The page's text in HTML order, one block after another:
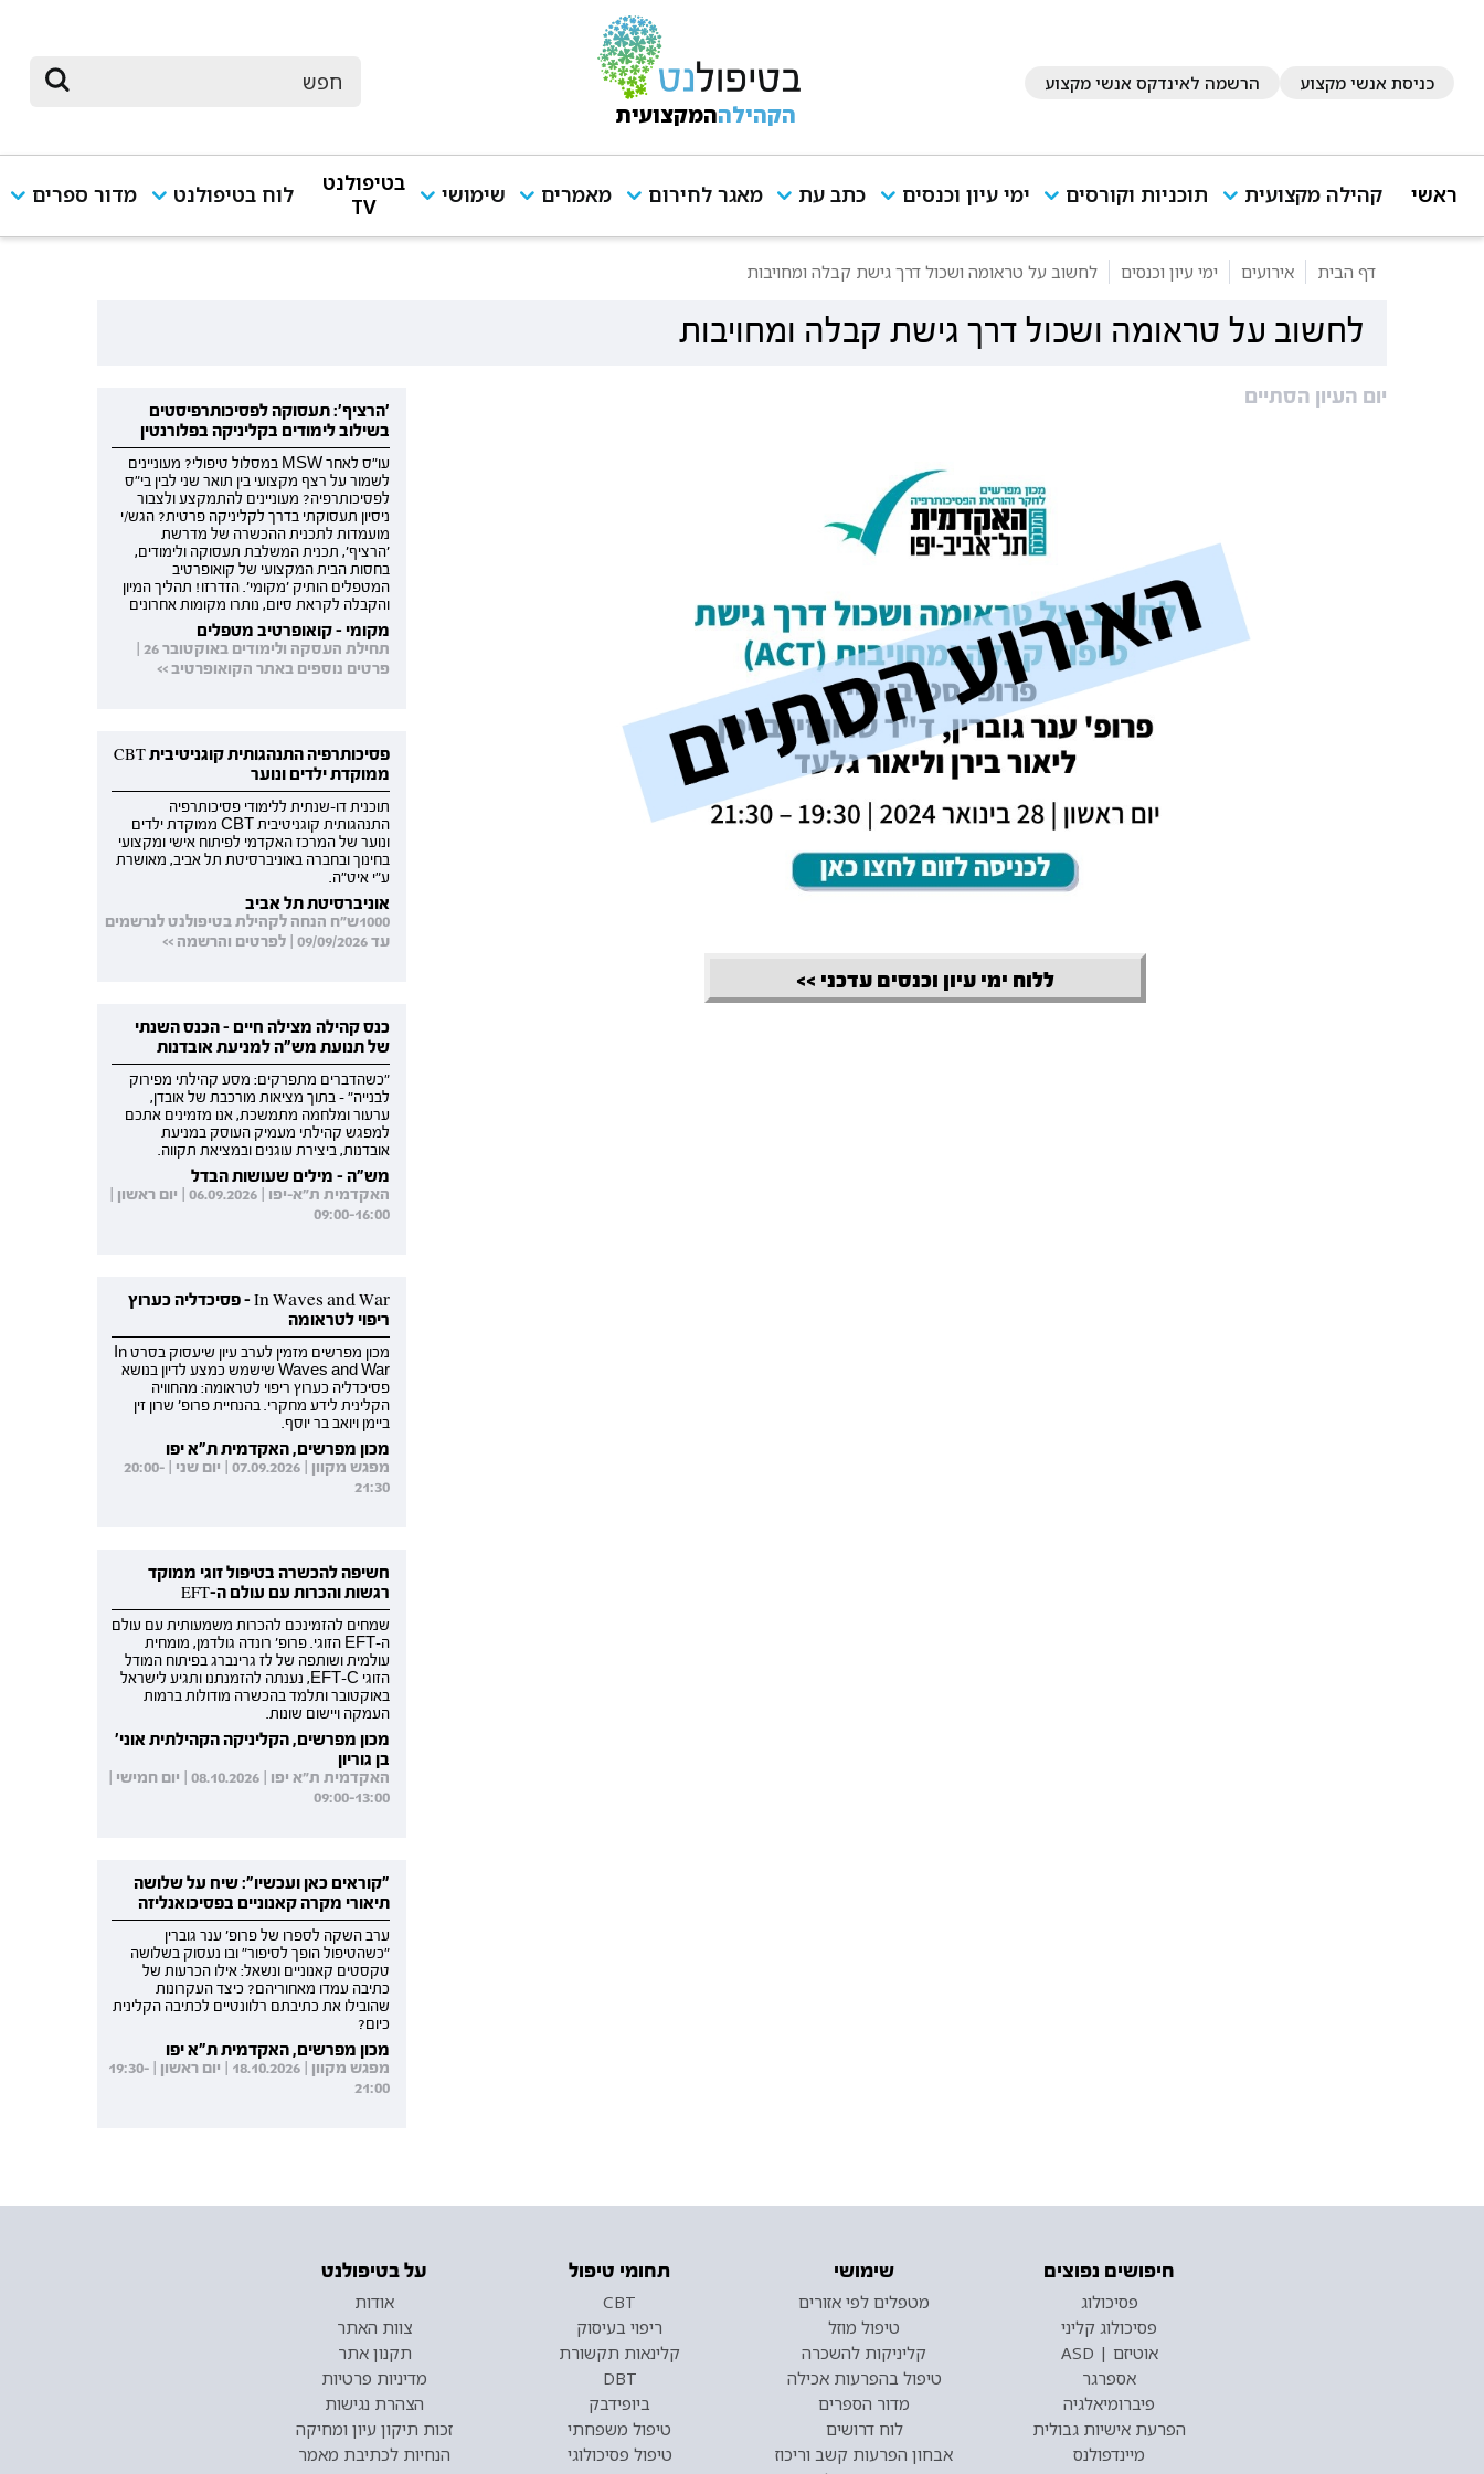
כניסת אנשי מקצוע הרשמה לאינדקס אנשי מקצוע
הקהילההמקצועית
ראשי קהילה מקצועית תוכניות וקורסים ימי עיון וכנסים כתב עת מאגר לחירום מאמרים שימושי
בטיפולנט
TV
לוח בטיפולנט מדור ספרים
דף הבית אירועים ימי עיון וכנסים לחשוב על טראומה ושכול דרך גישת קבלה ומחויבות
לחשוב על טראומה ושכול דרך גישת קבלה ומחויבות
יום העיון הסתיים
ללוח ימי עיון וכנסים עדכני >>
'הרציף': תעסוקה לפסיכותרפיסטים
בשילוב לימודים בקליניקה בפלורנטין
עו"ס לאחר MSW במסלול טיפולי? מעוניינים
לשמור על רצף מקצועי בין תואר שני לבין בי"ס
לפסיכותרפיה? מעוניינים להתמקצע ולצבור
ניסיון תעסוקתי בדרך לקליניקה פרטית? הגש/י
מועמדות לתכנית ההכשרה של מדרשת
'הרציף', תכנית המשלבת תעסוקה ולימודים,
בחסות הבית המקצועי של קואופרטיב
המטפלים הותיק 'מקומי'. הזדרזו! תהליך המיון
והקבלה לקראת סיום, נותרו מקומות אחרונים
מקומי - קואופרטיב מטפלים
תחילת העסקה ולימודים באוקטובר 26 |
פרטים נוספים באתר הקואופרטיב >>
פסיכותרפיה התנהגותית קוגניטיבית CBT
ממוקדת ילדים ונוער
תוכנית דו-שנתית ללימודי פסיכותרפיה
התנהגותית קוגניטיבית CBT ממוקדת ילדים
ונוער של המרכז האקדמי לפיתוח אישי ומקצועי
בחינוך ובחברה באוניברסיטת תל אביב, מאושרת
ע"י איט"ה.
אוניברסיטת תל אביב
1000ש"ח הנחה לקהילת בטיפולנט לנרשמים
עד 09/09/2026 | לפרטים והרשמה >>
כנס קהילה מצילה חיים - הכנס השנתי
של תנועת מש"ה למניעת אובדנות
"כשהדברים מתפרקים: מסע קהילתי מפירוק
לבנייה" - בתוך מציאות מורכבת של אובדן,
ערעור ומלחמה מתמשכת, אנו מזמינים אתכם
למפגש קהילתי מעמיק העוסק במניעת
אובדנות, ביצירת עוגנים ובמציאת תקווה.
מש"ה - מילים שעושות הבדל
האקדמית ת"א-יפו | 06.09.2026 | יום ראשון |
09:00-16:00
In Waves and War - פסיכדליה כערוץ
ריפוי לטראומה
מכון מפרשים מזמין לערב עיון שיעסוק בסרט In
Waves and War שישמש כמצע לדיון בנושא
פסיכדליה כערוץ ריפוי לטראומה: מהחוויה
הקלינית לידע מחקרי. בהנחיית פרופ' שרון זין
ביימן ויואב בר יוסף.
מכון מפרשים, האקדמית ת"א יפו
מפגש מקוון | 07.09.2026 | יום שני | 20:00-
21:30
חשיפה להכשרה בטיפול זוגי ממוקד
רגשות והכרות עם עולם ה-EFT
שמחים להזמינכם להכרות משמעותית עם עולם
ה-EFT הזוגי. פרופ' רונדה גולדמן, מומחית
עולמית ושותפה של לז גרינברג בפיתוח המודל
הזוגי EFT-C, נענתה להזמנתנו ותגיע לישראל
באוקטובר ותלמד בהכשרה מודולות ברמות
העמקה ויישום שונות.
מכון מפרשים, הקליניקה הקהילתית אוני'
בן גוריון
האקדמית ת"א יפו | 08.10.2026 | יום חמישי |
09:00-13:00
"קוראים כאן ועכשיו": שיח על שלושה
תיאורי מקרה קאנוניים בפסיכואנליזה
ערב השקה לספרו של פרופ' ענר גוברין
"כשהטיפול הופך לסיפור" ובו נעסוק בשלושה
טקסטים קאנוניים ונשאל: אילו הכרעות של
כתיבה עמדו מאחוריהם? כיצד העקרונות
שהובילו את כתיבתם רלוונטיים לכתיבה הקלינית
כיום?
מכון מפרשים, האקדמית ת"א יפו
מפגש מקוון | 18.10.2026 | יום ראשון | 19:30-
21:00
חיפושים נפוצים
פסיכולוג
פסיכולוג קליני
אוטיזם | ASD
אספרגר
פיברומיאלגיה
הפרעת אישיות גבולית
מיינדפולנס
שימושי
מטפלים לפי אזורים
טיפול מוזל
קליניקות להשכרה
טיפול בהפרעות אכילה
מדור הספרים
לוח דרושים
אבחון הפרעות קשב וריכוז
תחומי טיפול
CBT
ריפוי בעיסוק
קלינאות תקשורת
DBT
ביופידבק
טיפול משפחתי
טיפול פסיכולוגי
על בטיפולנט
אודות
צוות האתר
תקנון אתר
מדיניות פרטיות
הצהרת נגישות
זכות תיקון עיון ומחיקה
הנחיות לכתיבת מאמר